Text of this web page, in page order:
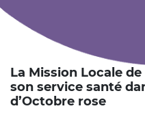
La Mission Locale
son service santé
d’Octobre rose